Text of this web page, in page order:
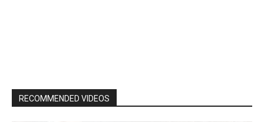
RECOMMENDED VIDEOS